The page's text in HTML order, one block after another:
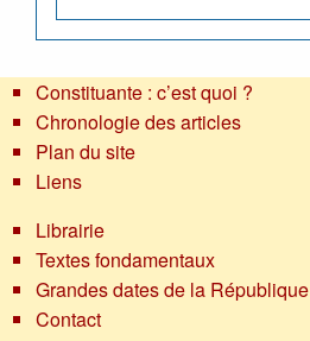
Constituante : c’est quoi ?
Chronologie des articles
Plan du site
Liens
Librairie
Textes fondamentaux
Grandes dates de la République
Contact